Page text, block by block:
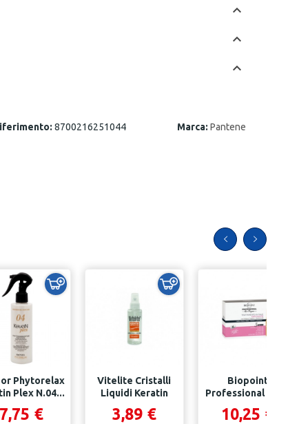
chevron_left
chevron_left
chevron_left
8700216251044 Marca: Pantene
Phytorelax
Plex N.04...
7,75 €
Vitelite Cristalli
Liquidi Keratin
Restructure...
3,89 €
Biopoint
Professional Fiale
Anticaduta...
10,25 €